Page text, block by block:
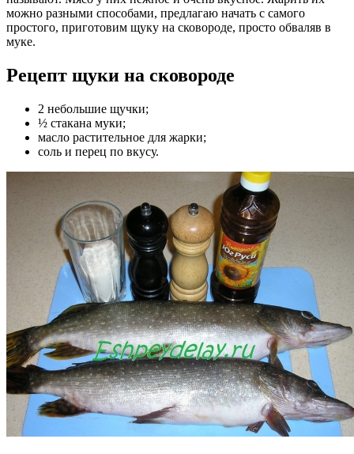
можно разными способами, предлагаю начать с самого
простого, приготовим щуку на сковороде, просто обваляв в
муке.
Рецепт щуки на сковороде
2 небольшие щучки;
½ стакана муки;
масло растительное для жарки;
соль и перец по вкусу.